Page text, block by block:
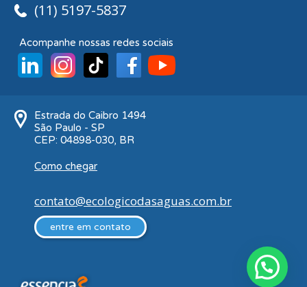
(11) 5197-5837
Acompanhe nossas redes sociais
Estrada do Caibro 1494
São Paulo - SP
CEP: 04898-030, BR
Como chegar
contato@ecologicodasaguas.com.br
entre em contato